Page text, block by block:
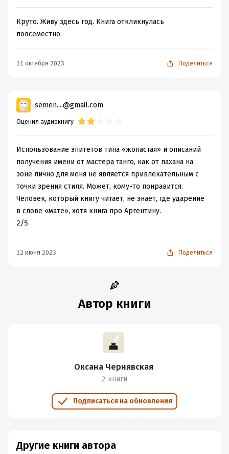
Круто. Живу здесь год. Книга откликнулась
повсеместно.
11 октября 2023 Поделиться
semen....@gmail.com
Оценил аудиокнигу
Использование эпитетов типа «жопастая» и описаний
получения имени от мастера танго, как от пахана на
зоне лично для меня не является привлекательным с
точки зрения стиля. Может, кому-то понравится.
Человек, который книгу читает, не знает, где ударение
в слове «мате», хотя книга про Аргентину.
2/5
12 июня 2023 Поделиться
Автор книги
Оксана Чернявская
2 книги
Подписаться на обновления
Другие книги автора